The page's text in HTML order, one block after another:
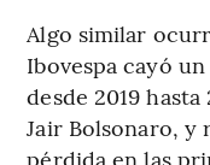
Algo similar
Ibovespa cayó
desde 2019
Jair Bolsonaro, y
pérdida en las